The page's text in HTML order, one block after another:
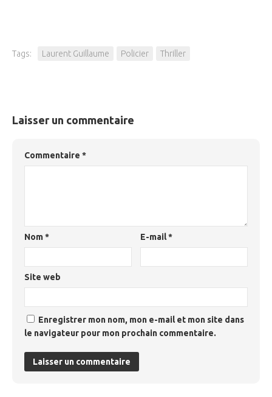
Tags: Laurent Guillaume Policier Thriller
Laisser un commentaire
Commentaire *
Nom* E-mail*
Site web
Enregistrer mon nom, mon e-mail et mon site dans
le navigateur pour mon prochain commentaire.